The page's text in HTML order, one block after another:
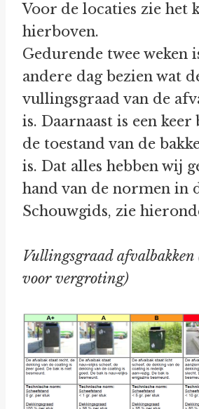
Voor de locaties zie het
hierboven.
Gedurende twee weken
andere dag bezien wat
vullingsgraad van de
is. Daarnaast is een keer
de toestand van de
is. Dat alles hebben wij
hand van de normen in
Schouwgids, zie
Vullingsgraad
voor vergroting)